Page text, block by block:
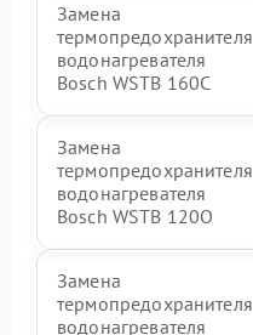
Замена
термопредохранителя
водонагревателя
Bosch WSTB 160C
Замена
термопредохранителя
водонагревателя
Bosch WSTB 120O
Замена
термопредохранителя
водонагревателя